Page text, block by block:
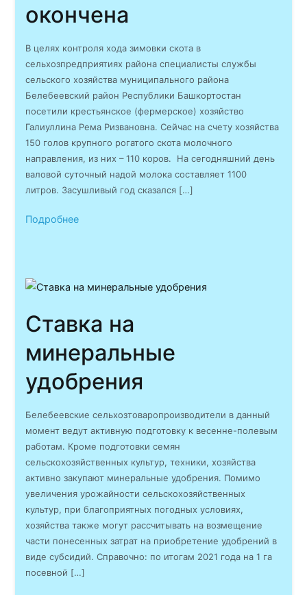
окончена
В целях контроля хода зимовки скота в
сельхозпредприятиях района специалисты службы
сельского хозяйства муниципального района
Белебеевский район Республики Башкортостан
посетили крестьянское (фермерское) хозяйство
Галиуллина Рема Ризвановна. Сейчас на счету хозяйства
150 голов крупного рогатого скота молочного
направления, из них – 110 коров. На сегодняшний день
валовой суточный надой молока составляет 1100
литров. Засушливый год сказался […]
Подробнее
Ставка на
минеральные
удобрения
Белебеевские сельхозтоваропроизводители в данный
момент ведут активную подготовку к весенне-полевым
работам. Кроме подготовки семян
сельскохозяйственных культур, техники, хозяйства
активно закупают минеральные удобрения. Помимо
увеличения урожайности сельскохозяйственных
культур, при благоприятных погодных условиях,
хозяйства также могут рассчитывать на возмещение
части понесенных затрат на приобретение удобрений в
виде субсидий. Справочно: по итогам 2021 года на 1 га
посевной […]